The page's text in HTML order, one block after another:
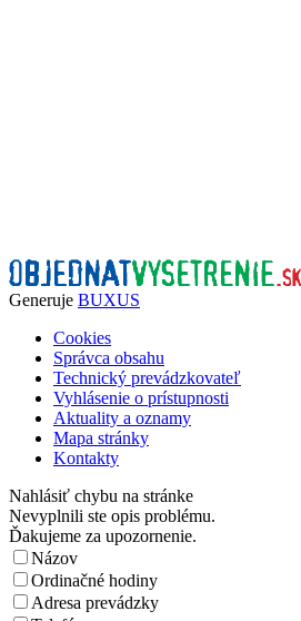
Generuje BUXUS
Cookies
Správca obsahu
Technický prevádzkovateľ
Vyhlásenie o prístupnosti
Aktuality a oznamy
Mapa stránky
Kontakty
Nahlásiť chybu na stránke
Nevyplnili ste opis problému.
Ďakujeme za upozornenie.
Názov
Ordinačné hodiny
Adresa prevádzky